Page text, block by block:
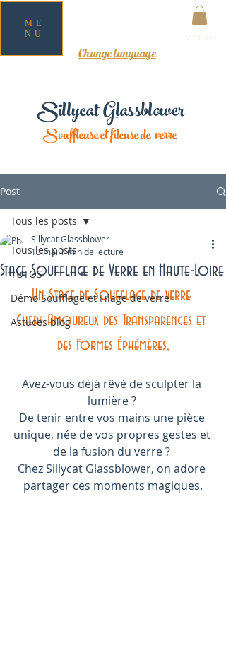
Sillycat Glassblower
Souffleuse et fileuse de verre
ME
NU
Change language
Post
Tous les posts
TUTOS
Démo Soufflage et Filage de verre
Astuces blog
Tous les posts
Stage Soufflage de Verre en Haute-Loire
Sillycat Glassblower
10 mai 1 min de lecture
Un Stage de Soufflage de verre
Chers Amoureux des Transparences et
des Formes Éphémères,
Avez-vous déjà rêvé de sculpter la
lumière ?
De tenir entre vos mains une pièce
unique, née de vos propres gestes et
de la fusion du verre ?
Chez Sillycat Glassblower, on adore
partager ces moments magiques.